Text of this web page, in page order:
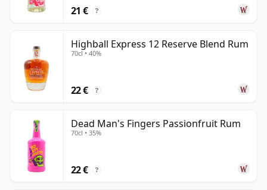
21 € ?
Highball Express 12 Reserve Blend Rum
70cl • 40%
22 € ?
Dead Man's Fingers Passionfruit Rum
70cl • 35%
22 € ?